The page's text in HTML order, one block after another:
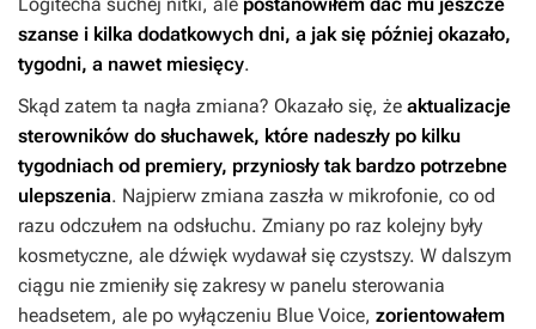
szanse i kilka dodatkowych dni, a jak się później okazało,
tygodni, a nawet miesięcy.
Skąd zatem ta nagła zmiana? Okazało się, że aktualizacje
sterowników do słuchawek, które nadeszły po kilku
tygodniach od premiery, przyniosły tak bardzo potrzebne
ulepszenia. Najpierw zmiana zaszła w mikrofonie, co od
razu odczułem na odsłuchu. Zmiany po raz kolejny były
kosmetyczne, ale dźwięk wydawał się czystszy. W dalszym
ciągu nie zmieniły się zakresy w panelu sterowania
headsetem, ale po wyłączeniu Blue Voice, zorientowałem